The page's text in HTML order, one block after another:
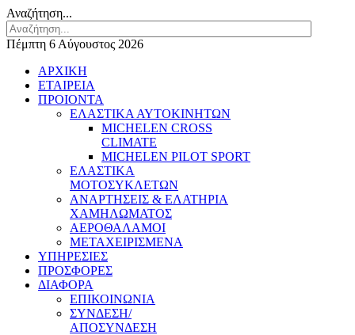
Αναζήτηση...
Πέμπτη 6 Αύγουστος 2026
ΑΡΧΙΚΗ
ΕΤΑΙΡΕΙΑ
ΠΡΟΙΟΝΤΑ
ΕΛΑΣΤΙΚΑ ΑΥΤΟΚΙΝΗΤΩΝ
MICHELEN CROSS
CLIMATE
MICHELEN PILOT SPORT
ΕΛΑΣΤΙΚΑ
ΜΟΤΟΣΥΚΛΕΤΩΝ
ΑΝΑΡΤΗΣΕΙΣ & ΕΛΑΤΗΡΙΑ
ΧΑΜΗΛΩΜΑΤΟΣ
ΑΕΡΟΘΑΛΑΜΟΙ
ΜΕΤΑΧΕΙΡΙΣΜΕΝΑ
ΥΠΗΡΕΣΙΕΣ
ΠΡΟΣΦΟΡΕΣ
ΔΙΑΦΟΡΑ
ΕΠΙΚΟΙΝΩΝΙΑ
ΣΥΝΔΕΣΗ/
ΑΠΟΣΥΝΔΕΣΗ